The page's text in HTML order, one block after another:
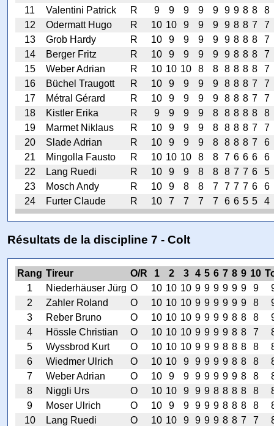
11
Valentini Patrick R 9 9 9 9 9 9 9 8 8
8
12
Odermatt Hugo R 10 10 9 9 9 9 8 8 7
7
13
Grob Hardy R 10 9 9 9 9 9 8 8 8
7
14
Berger Fritz R 10 9 9 9 9 9 8 8 8
7
15
Weber Adrian R 10 10 10 8 8 8 8 8 8
7
16
Büchel Traugott R 10 9 9 9 9 8 8 8 7
7
17
Métral Gérard R 10 9 9 9 9 8 8 8 7
7
18
Kistler Erika R 9 9 9 9 8 8 8 8 8
8
19
Marmet Niklaus R 10 9 9 9 8 8 8 8 7
7
20
Slade Adrian R 10 9 9 9 8 8 8 8 7
6
21
Mingolla Fausto R 10 10 10 8 8 7 6 6 6
6
22
Lang Ruedi R 10 9 9 8 8 8 7 7 6
5
23
Mosch Andy R 10 9 8 8 7 7 7 7 6
6
24
Furter Claude R 10 7 7 7 7 6 6 5 5 4
Résultats de la discipline 7 - Colt
Rang Tireur O/R 1 2 3 4 5 6 7 8 9 10
1
Niederhäuser Jürg O 10 10 10 9 9 9 9 9 9 9
2
Zahler Roland O 10 10 10 9 9 9 9 9 9 8
3
Reber Bruno O 10 10 10 9 9 9 9 8 8 8
4
Hössle Christian O 10 10 10 9 9 9 9 8 8 7
5
Wyssbrod Kurt O 10 10 10 9 9 9 8 8 8 8
6
Wiedmer Ulrich O 10 10 9 9 9 9 9 8 8 8
7
Weber Adrian O 10 9 9 9 9 9 9 9 8 8
8
Niggli Urs O 10 10 9 9 9 8 8 8 8 8
9
Moser Ulrich O 10 9 9 9 9 9 8 8 8 8
10
Lang Ruedi O 10 10 9 9 9 9 8 8 7 7